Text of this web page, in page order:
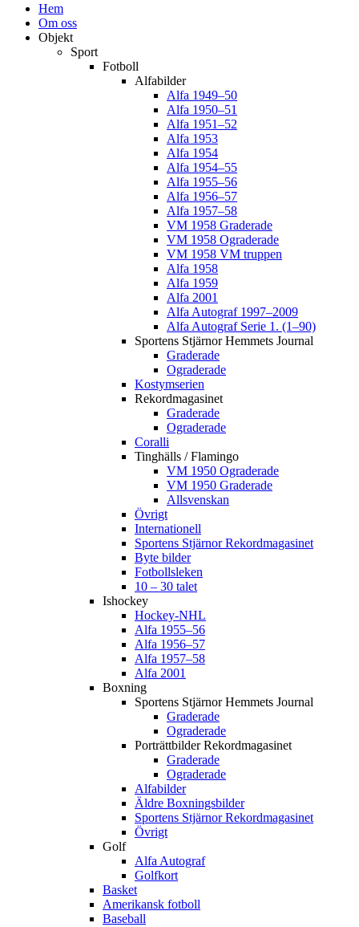
Hem
Om oss
Objekt
Sport
Fotboll
Alfabilder
Alfa 1949–50
Alfa 1950–51
Alfa 1951–52
Alfa 1953
Alfa 1954
Alfa 1954–55
Alfa 1955–56
Alfa 1956–57
Alfa 1957–58
VM 1958 Graderade
VM 1958 Ograderade
VM 1958 VM truppen
Alfa 1958
Alfa 1959
Alfa 2001
Alfa Autograf 1997–2009
Alfa Autograf Serie 1. (1–90)
Sportens Stjärnor Hemmets Journal
Graderade
Ograderade
Kostymserien
Rekordmagasinet
Graderade
Ograderade
Coralli
Tinghälls / Flamingo
VM 1950 Ograderade
VM 1950 Graderade
Allsvenskan
Övrigt
Internationell
Sportens Stjärnor Rekordmagasinet
Byte bilder
Fotbollsleken
10 – 30 talet
Ishockey
Hockey-NHL
Alfa 1955–56
Alfa 1956–57
Alfa 1957–58
Alfa 2001
Boxning
Sportens Stjärnor Hemmets Journal
Graderade
Ograderade
Porträttbilder Rekordmagasinet
Graderade
Ograderade
Alfabilder
Äldre Boxningsbilder
Sportens Stjärnor Rekordmagasinet
Övrigt
Golf
Alfa Autograf
Golfkort
Basket
Amerikansk fotboll
Baseball